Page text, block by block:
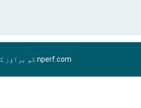
nperf.com کو براؤز کرنے سے ، آپ ہماری